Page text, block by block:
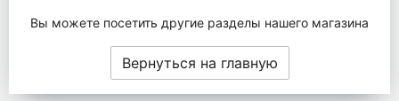
Вы можете посетить другие разделы нашего магазина
Вернуться на главную